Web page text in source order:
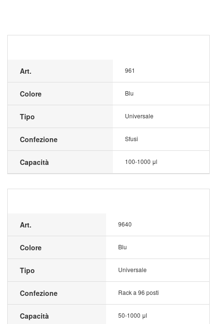
Art. 961
Colore Blu
Tipo Universale
Confezione Sfusi
Capacità 100-1000 μl
Art. 9640
Colore Blu
Tipo Universale
Confezione Rack a 96 posti
Capacità 50-1000 μl